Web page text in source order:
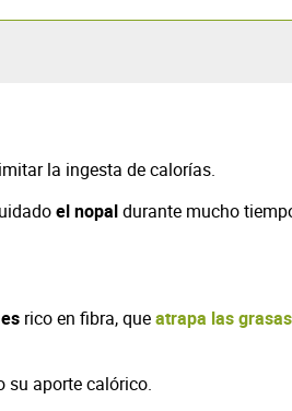
la ingesta de calorías.
el nopaldurante mucho
rico en fibra, queatrapa las grasas
su aporte calórico.